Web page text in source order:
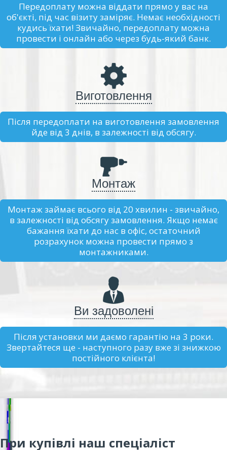
Передоплату можна віддати прямо у вас на
об'єкті, під час візиту заміряє. Немає необхідності
кудись їхати! Звичайно, передоплату можна
провести і онлайн або через будь-який банк.
Виготовлення
Після передоплати на виготовлення замовлення
йде від 3 днів, в залежності від обсягу.
Монтаж
Монтаж займає всього від 20 хвилин - звичайно,
в залежності від обсягу замовлення. Якщо немає
бажання їхати до нас в офіс, остаточний
розрахунок можна провести прямо з
монтажниками.
Ви задоволені
Після установки ми даємо гарантію на 3 роки.
Звертайтеся ще - наступного разу вже зі знижкою
постійного клієнта!
При купівлі наш спеціаліст